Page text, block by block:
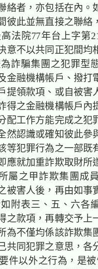
絡者，亦包括在內。
彼此並無直接之聯絡
法院77年台上字第
意不以共同正犯間均
詐騙集團之犯罪型
金融機構帳戶、撥打
提領款項、或自被害
得之金融機構帳戶內
配工作方能完成之犯
然認識或確知彼此參
等犯罪行為之一部既
應就加重詐欺取財所
屬之甲詐欺集團成
被害人後，再由如事
附表三、五、六各
之款項，再轉交予上
為不僅均係該詐欺集
共同犯罪之意思，各
件以外之行為，是